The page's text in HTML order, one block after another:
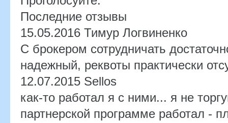
Последние отзывы
15.05.2016 Тимур Логвиненко
С брокером сотрудничать
надежный, реквоты практически
12.07.2015 Sellos
как-то работал я с ними... я не
партнерской программе работал -